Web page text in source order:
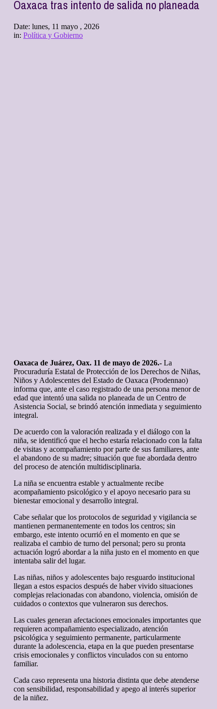
Oaxaca tras intento de salida no planeada
Date: lunes, 11 mayo , 2026
in: Política y Gobierno
Oaxaca de Juárez, Oax. 11 de mayo de 2026.- La
Procuraduría Estatal de Protección de los Derechos de Niñas,
Niños y Adolescentes del Estado de Oaxaca (Prodennao)
informa que, ante el caso registrado de una persona menor de
edad que intentó una salida no planeada de un Centro de
Asistencia Social, se brindó atención inmediata y seguimiento
integral.
De acuerdo con la valoración realizada y el diálogo con la
niña, se identificó que el hecho estaría relacionado con la falta
de visitas y acompañamiento por parte de sus familiares, ante
el abandono de su madre; situación que fue abordada dentro
del proceso de atención multidisciplinaria.
La niña se encuentra estable y actualmente recibe
acompañamiento psicológico y el apoyo necesario para su
bienestar emocional y desarrollo integral.
Cabe señalar que los protocolos de seguridad y vigilancia se
mantienen permanentemente en todos los centros; sin
embargo, este intento ocurrió en el momento en que se
realizaba el cambio de turno del personal; pero su pronta
actuación logró abordar a la niña justo en el momento en que
intentaba salir del lugar.
Las niñas, niños y adolescentes bajo resguardo institucional
llegan a estos espacios después de haber vivido situaciones
complejas relacionadas con abandono, violencia, omisión de
cuidados o contextos que vulneraron sus derechos.
Las cuales generan afectaciones emocionales importantes que
requieren acompañamiento especializado, atención
psicológica y seguimiento permanente, particularmente
durante la adolescencia, etapa en la que pueden presentarse
crisis emocionales y conflictos vinculados con su entorno
familiar.
Cada caso representa una historia distinta que debe atenderse
con sensibilidad, responsabilidad y apego al interés superior
de la niñez.